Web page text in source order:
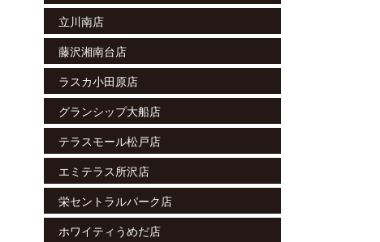
立川南店
藤沢湘南台店
ラスカ小田原店
グランシップ大船店
テラスモール松戸店
エミテラス所沢店
栄セントラルパーク店
ホワイティうめだ店